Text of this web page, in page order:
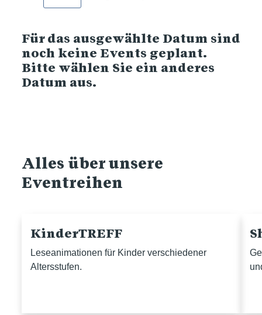
Für das ausgewählte Datum sind
noch keine Events geplant.
Bitte wählen Sie ein anderes
Datum aus.
Alles über unsere
Eventreihen
KinderTREFF
Leseanimationen für Kinder verschiedener
Altersstufen.